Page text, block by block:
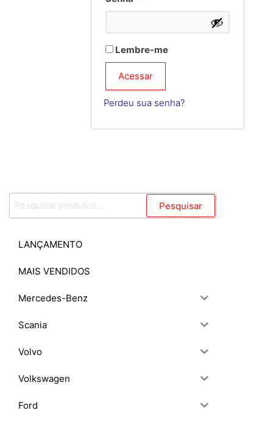
Lembre-me
Acessar
Perdeu sua senha?
Pesquisar
Pesquisar
LANÇAMENTO
MAIS VENDIDOS
Mercedes-Benz
Scania
Volvo
Volkswagen
Ford